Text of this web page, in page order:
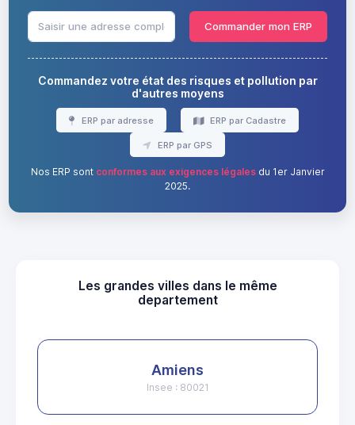
Commander mon ERP
Commandez votre état des risques et pollution par
d'autres moyens
ERP par adresse ERP par Cadastre
ERP par GPS
Nos ERP sont conformes aux exigences légalesdu 1er Janvier
2025.
Les grandes villes dans le même
departement
Amiens
Insee : 80021